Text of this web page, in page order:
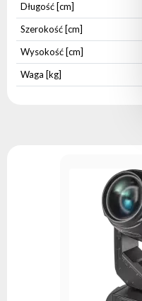
Długość [cm]
Szerokość [cm]
Wysokość [cm]
Waga [kg]